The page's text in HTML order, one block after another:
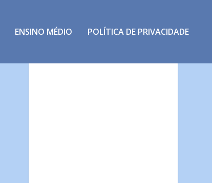
ENSINO MÉDIO POLÍTICA DE PRIVACIDADE